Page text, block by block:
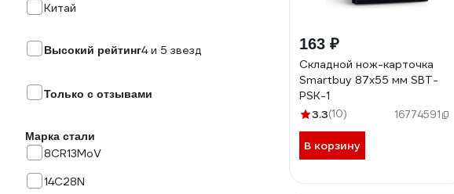
Китай
Высокий рейтинг4 и 5 звезд
Только с отзывами
Марка стали
8CR13MoV
14C28N
163 ₽
Складной нож-карточка
Smartbuy 87х55 мм SBT-
PSK-1
3.3(10) 16774591
В корзину